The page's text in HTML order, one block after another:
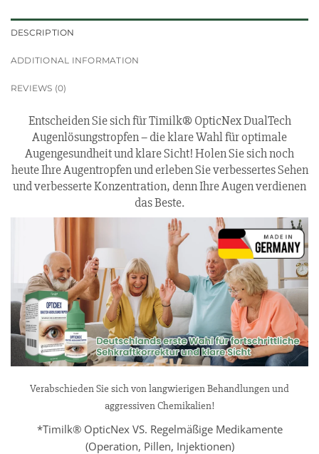
DESCRIPTION
ADDITIONAL INFORMATION
REVIEWS (0)
Entscheiden Sie sich für Timilk® OpticNex DualTech
Augenlösungstropfen – die klare Wahl für optimale
Augengesundheit und klare Sicht! Holen Sie sich noch
heute Ihre Augentropfen und erleben Sie verbessertes Sehen
und verbesserte Konzentration, denn Ihre Augen verdienen
das Beste.
Verabschieden Sie sich von langwierigen Behandlungen und
aggressiven Chemikalien!
*Timilk® OpticNex VS. Regelmäßige Medikamente
(Operation, Pillen, Injektionen)